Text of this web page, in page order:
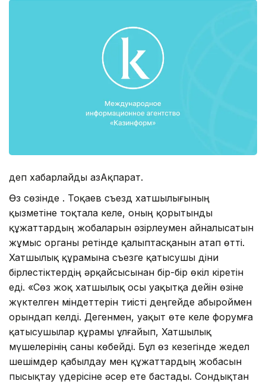
деп хабарлайды ҚазАқпарат.
Өз сөзінде Қ. Тоқаев съезд хатшылығының
қызметіне тоқтала келе, оның қорытынды
құжаттардың жобаларын әзірлеумен айналысатын
жұмыс органы ретінде қалыптасқанын атап өтті.
Хатшылық құрамына съезге қатысушы діни
бірлестіктердің әрқайсысынан бір-бір өкіл кіретін
еді. «Сөз жоқ хатшылық осы уақытқа дейін өзіне
жүктелген міндеттерін тиісті деңгейде абыроймен
орындап келді. Дегенмен, уақыт өте келе форумға
қатысушылар құрамы ұлғайып, Хатшылық
мүшелерінің саны көбейді. Бұл өз кезегінде жедел
шешімдер қабылдау мен құжаттардың жобасын
пысықтау үдерісіне әсер ете бастады. Сондықтан